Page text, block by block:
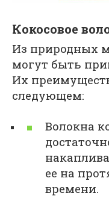
Кокосовое
Из природных
могут быть
Их
следующем:
Волокна
ее на
времени.